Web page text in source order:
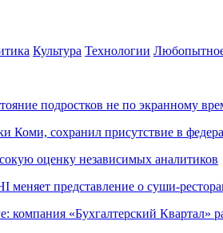
Культура Технологии
подростков не по экранному
сохранил присутствие в
оценку независимых аналитиков
меняет представление о суши-
компания «Бухгалтерский Квартал»